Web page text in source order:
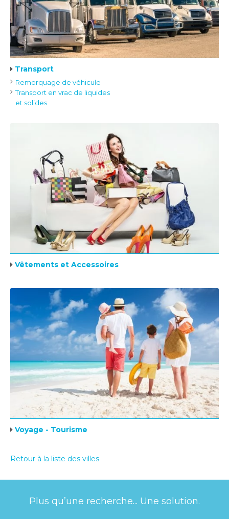
Transport
Remorquage de véhicule
Transport en vrac de liquides
et solides
Vêtements et Accessoires
Voyage - Tourisme
Retour à la liste des villes
Plus qu’une recherche... Une solution.